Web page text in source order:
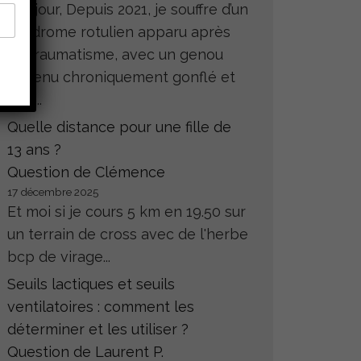
Bonjour, Depuis 2021, je souffre d’un
syndrome rotulien apparu après
un traumatisme, avec un genou
devenu chroniquement gonflé et
très...
Quelle distance pour une fille de
13 ans ?
Question de Clémence
17 décembre 2025
Et moi si je cours 5 km en 19.50 sur
un terrain de cross avec de l'herbe
bcp de virage...
Seuils lactiques et seuils
ventilatoires : comment les
déterminer et les utiliser ?
Question de Laurent P.